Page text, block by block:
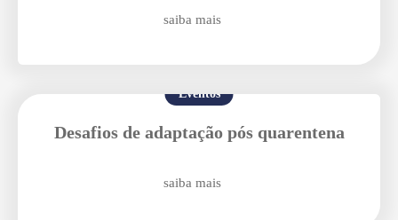
saiba mais
Eventos
Desafios de adaptação pós quarentena
saiba mais